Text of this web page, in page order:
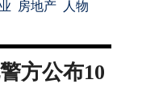
房地产
人物
方公布10